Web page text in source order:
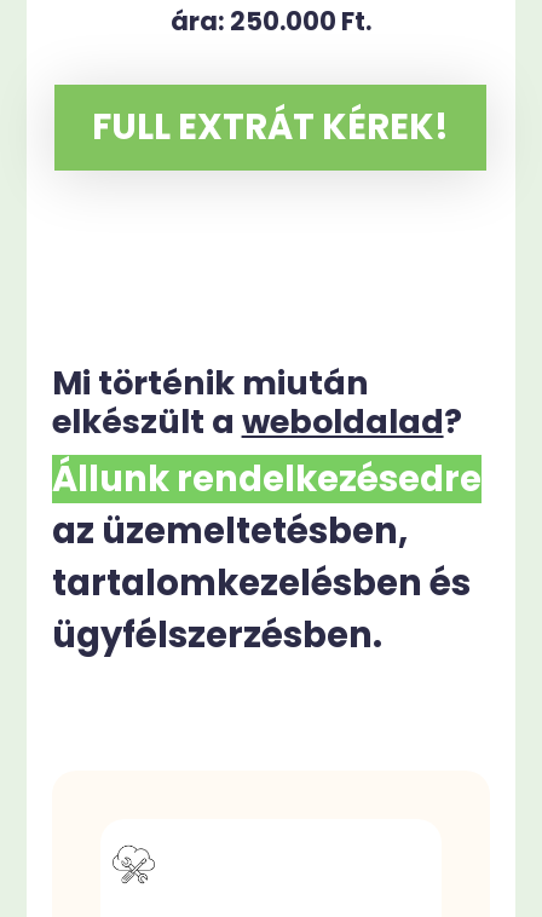
ára: 250.000 Ft.
FULL EXTRÁT KÉREK!
Mi történik miután
elkészült a weboldalad?
Állunk rendelkezésedre
az üzemeltetésben,
tartalomkezelésben és
ügyfélszerzésben.